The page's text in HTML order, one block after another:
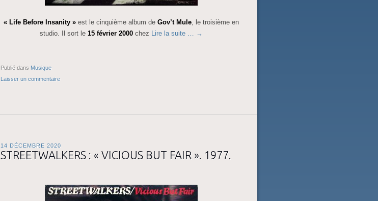
« Life Before Insanity » est le cinquième album de Gov’t Mule, le troisième en
studio. Il sort le 15 février 2000 chez Lire la suite … →
Publié dans Musique
Laisser un commentaire
14 DÉCEMBRE 2020
STREETWALKERS : « VICIOUS BUT FAIR ». 1977.